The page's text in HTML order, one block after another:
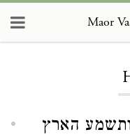
Maor
הארץ